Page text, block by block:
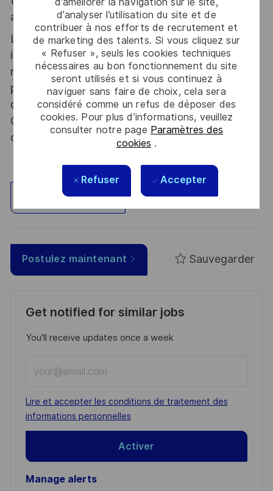
d’analyser l’utilisation du site et de
contribuer à nos efforts de recrutement et
de marketing des talents. Si vous cliquez sur
« Refuser », seuls les cookies techniques
nécessaires au bon fonctionnement du site
seront utilisés et si vous continuez à
naviguer sans faire de choix, cela sera
considéré comme un refus de déposer des
cookies. Pour plus d’informations, veuillez
consulter notre page Paramètres des
cookies .
Refuser Accepter
atout. Postulez et rejoignez nous !
Le poste pouvant nécessiter d'accéder à des
informations relevant du secret de la défense
nationale, la personne retenue fera l'objet d'une
procédure d’habilitation, conformément aux
dispositions des articles R.2311-1 et suivants du
Code de la défense et de l’IGI 1300 SGDSN/PSE
du 09 août 2021.
Explorez un site
Postulez maintenant Sauvegarder
Get notified for similar jobs
You'll receive updates once a week
Email
address
(Required)
Required
Lire et accepter les conditions de traitement des
informations personnelles
Activer
Manage alerts